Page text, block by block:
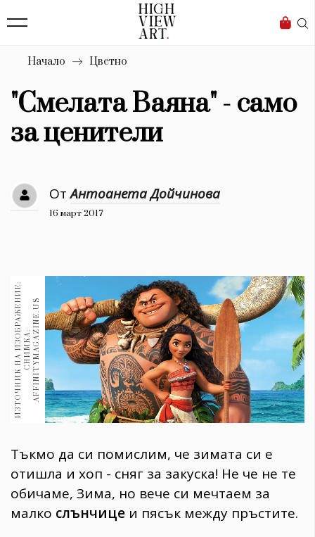
Бизнес
Мода
Dialogue
Изкуство
4339
Красота
777
Книги
30+ 1970
Гурме 1709
Пътувай
Здраве
Gentlemen
Начало Цветно
"Смелата Ваяна" - само
за ценители
ОтАнтоанета Дойчинова
16 март 2017
И
З
Т
О
Ч
Н
И
К
Н
А
И
З
О
Б
Р
А
Ж
ЕН
И
Е
:
С
Н
И
М
К
А:
A
F
F
I
N
I
T
Y
M
A
G
AZ
I
N
E
.
US
Тъкмо да си помислим, че зимата си е
отишла и хоп - сняг за закуска! Не че не те
обичаме, Зима, но вече си мечтаем за
малко слънчице и пясък между пръстите.